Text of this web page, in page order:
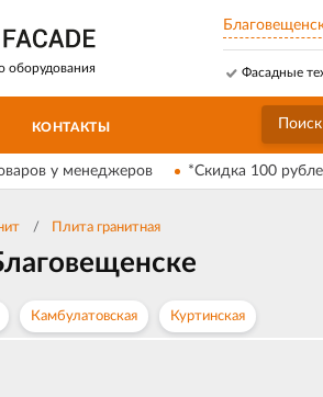
оборудования Фасадные
КОНТАКТЫ
у менеджеров *Скидка 100
Плита гранитная
Камбулатовская Куртинская